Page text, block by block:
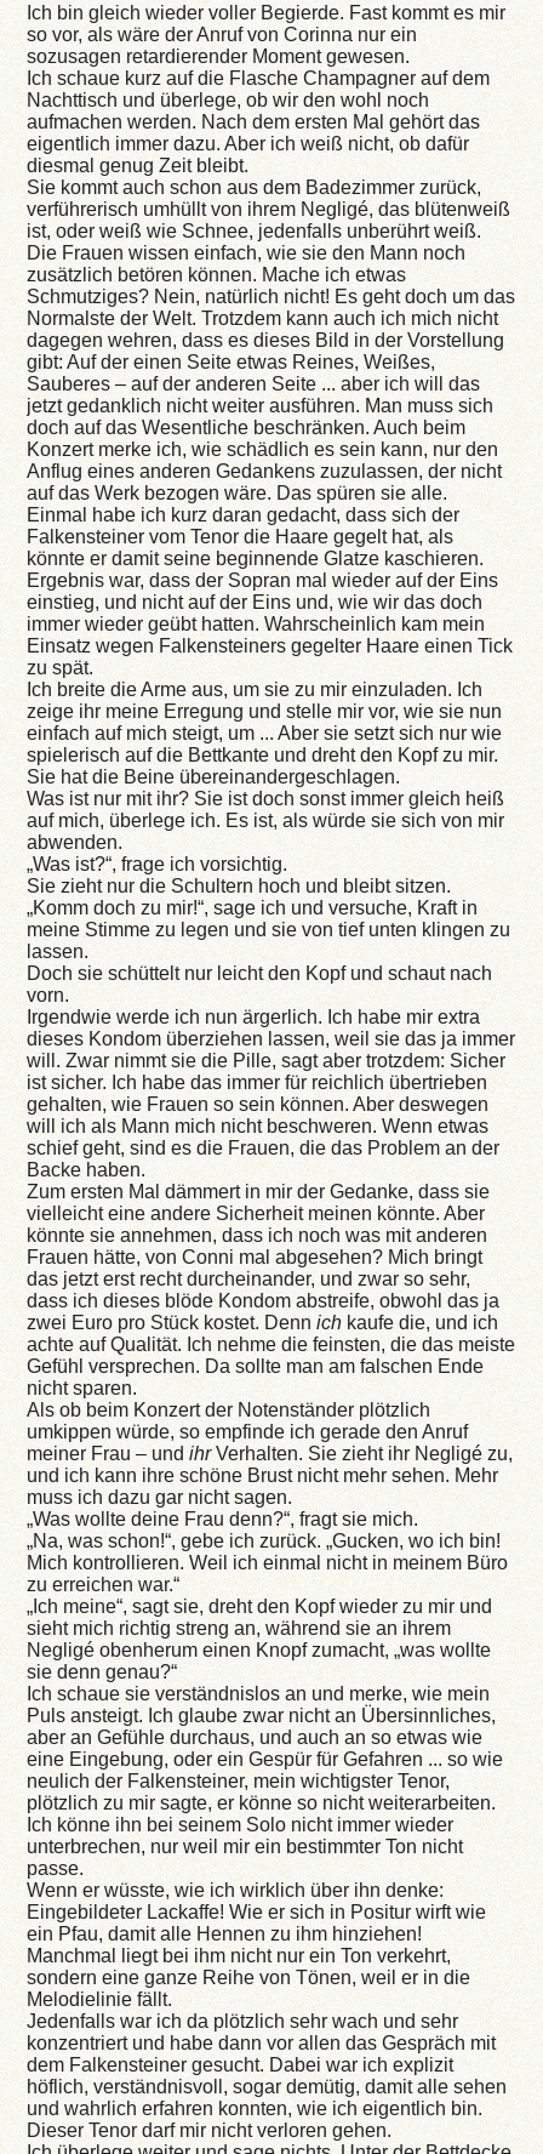
Ich bin gleich wieder voller Begierde. Fast kommt es mir
so vor, als wäre der Anruf von Corinna nur ein
sozusagen retardierender Moment gewesen.
Ich schaue kurz auf die Flasche Champagner auf dem
Nachttisch und überlege, ob wir den wohl noch
aufmachen werden. Nach dem ersten Mal gehört das
eigentlich immer dazu. Aber ich weiß nicht, ob dafür
diesmal genug Zeit bleibt.
Sie kommt auch schon aus dem Badezimmer zurück,
verführerisch umhüllt von ihrem Negligé, das blütenweiß
ist, oder weiß wie Schnee, jedenfalls unberührt weiß.
Die Frauen wissen einfach, wie sie den Mann noch
zusätzlich betören können. Mache ich etwas
Schmutziges? Nein, natürlich nicht! Es geht doch um das
Normalste der Welt. Trotzdem kann auch ich mich nicht
dagegen wehren, dass es dieses Bild in der Vorstellung
gibt: Auf der einen Seite etwas Reines, Weißes,
Sauberes – auf der anderen Seite ... aber ich will das
jetzt gedanklich nicht weiter ausführen. Man muss sich
doch auf das Wesentliche beschränken. Auch beim
Konzert merke ich, wie schädlich es sein kann, nur den
Anflug eines anderen Gedankens zuzulassen, der nicht
auf das Werk bezogen wäre. Das spüren sie alle.
Einmal habe ich kurz daran gedacht, dass sich der
Falkensteiner vom Tenor die Haare gegelt hat, als
könnte er damit seine beginnende Glatze kaschieren.
Ergebnis war, dass der Sopran mal wieder auf der Eins
einstieg, und nicht auf der Eins und, wie wir das doch
immer wieder geübt hatten. Wahrscheinlich kam mein
Einsatz wegen Falkensteiners gegelter Haare einen Tick
zu spät.
Ich breite die Arme aus, um sie zu mir einzuladen. Ich
zeige ihr meine Erregung und stelle mir vor, wie sie nun
einfach auf mich steigt, um ... Aber sie setzt sich nur wie
spielerisch auf die Bettkante und dreht den Kopf zu mir.
Sie hat die Beine übereinandergeschlagen.
Was ist nur mit ihr? Sie ist doch sonst immer gleich heiß
auf mich, überlege ich. Es ist, als würde sie sich von mir
abwenden.
„Was ist?“, frage ich vorsichtig.
Sie zieht nur die Schultern hoch und bleibt sitzen.
„Komm doch zu mir!“, sage ich und versuche, Kraft in
meine Stimme zu legen und sie von tief unten klingen zu
lassen.
Doch sie schüttelt nur leicht den Kopf und schaut nach
vorn.
Irgendwie werde ich nun ärgerlich. Ich habe mir extra
dieses Kondom überziehen lassen, weil sie das ja immer
will. Zwar nimmt sie die Pille, sagt aber trotzdem: Sicher
ist sicher. Ich habe das immer für reichlich übertrieben
gehalten, wie Frauen so sein können. Aber deswegen
will ich als Mann mich nicht beschweren. Wenn etwas
schief geht, sind es die Frauen, die das Problem an der
Backe haben.
Zum ersten Mal dämmert in mir der Gedanke, dass sie
vielleicht eine andere Sicherheit meinen könnte. Aber
könnte sie annehmen, dass ich noch was mit anderen
Frauen hätte, von Conni mal abgesehen? Mich bringt
das jetzt erst recht durcheinander, und zwar so sehr,
dass ich dieses blöde Kondom abstreife, obwohl das ja
zwei Euro pro Stück kostet. Dennich kaufe die, und ich
achte auf Qualität. Ich nehme die feinsten, die das meiste
Gefühl versprechen. Da sollte man am falschen Ende
nicht sparen.
Als ob beim Konzert der Notenständer plötzlich
umkippen würde, so empfinde ich gerade den Anruf
meiner Frau – undihrVerhalten. Sie zieht ihr Negligé zu,
und ich kann ihre schöne Brust nicht mehr sehen. Mehr
muss ich dazu gar nicht sagen.
„Was wollte deine Frau denn?“, fragt sie mich.
„Na, was schon!“, gebe ich zurück. „Gucken, wo ich bin!
Mich kontrollieren. Weil ich einmal nicht in meinem Büro
zu erreichen war.“
„Ich meine“, sagt sie, dreht den Kopf wieder zu mir und
sieht mich richtig streng an, während sie an ihrem
Negligé obenherum einen Knopf zumacht, „was wollte
sie denn genau?“
Ich schaue sie verständnislos an und merke, wie mein
Puls ansteigt. Ich glaube zwar nicht an Übersinnliches,
aber an Gefühle durchaus, und auch an so etwas wie
eine Eingebung, oder ein Gespür für Gefahren ... so wie
neulich der Falkensteiner, mein wichtigster Tenor,
plötzlich zu mir sagte, er könne so nicht weiterarbeiten.
Ich könne ihn bei seinem Solo nicht immer wieder
unterbrechen, nur weil mir ein bestimmter Ton nicht
passe.
Wenn er wüsste, wie ich wirklich über ihn denke:
Eingebildeter Lackaffe! Wie er sich in Positur wirft wie
ein Pfau, damit alle Hennen zu ihm hinziehen!
Manchmal liegt bei ihm nicht nur ein Ton verkehrt,
sondern eine ganze Reihe von Tönen, weil er in die
Melodielinie fällt.
Jedenfalls war ich da plötzlich sehr wach und sehr
konzentriert und habe dann vor allen das Gespräch mit
dem Falkensteiner gesucht. Dabei war ich explizit
höflich, verständnisvoll, sogar demütig, damit alle sehen
und wahrlich erfahren konnten, wie ich eigentlich bin.
Dieser Tenor darf mir nicht verloren gehen.